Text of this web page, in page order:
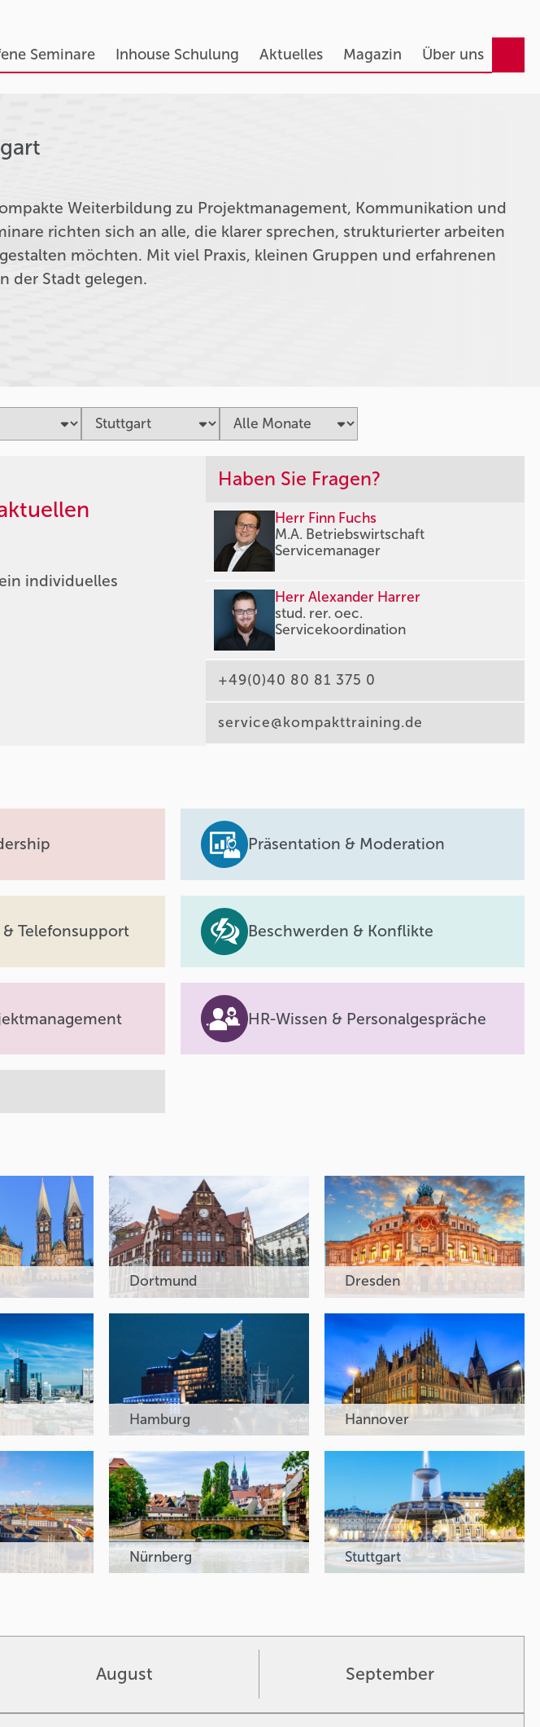
Seminare Inhouse Schulung Aktuelles Magazin Über uns
Weiterbildung zu Projektmanagement, Kommunikation und
richten sich an alle, die klarer sprechen, strukturierter arbeiten
möchten. Mit viel Praxis, kleinen Gruppen und erfahrenen
der Stadt gelegen.
individuelles
Haben Sie Fragen?
Herr Finn Fuchs
M.A. Betriebswirtschaft
Servicemanager
Herr Alexander Harrer
stud. rer. oec.
Servicekoordination
+49(0)40 80 81 375 0
service@kompakttraining.de
Präsentation & Moderation
Telefonsupport Beschwerden & Konflikte
HR-Wissen & Personalgespräche
Dortmund Dresden
Hamburg Hannover
Nürnberg Stuttgart
August September